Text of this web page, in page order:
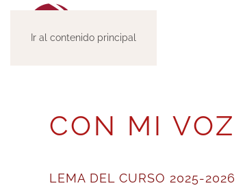
Ir al contenido principal
CON MI VOZ
LEMA DEL CURSO 2025-2026